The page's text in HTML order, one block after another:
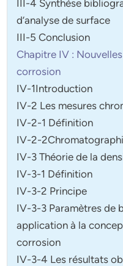
III-4 Synthèse
d’analyse de surface
III-5 Conclusion
Chapitre IV :
corrosion
IV-1Introduction
IV-2 Les mesures
IV-2-1 Définition
IV-2-
IV-3 Théorie de la
IV-3-1 Définition
IV-3-2 Principe
IV-3-3 Paramètres de
application à la
corrosion
IV-3-4 Les résultats